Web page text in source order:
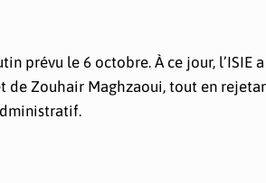
prévu le 6 octobre. À ce jour, l’ISIE
de Zouhair Maghzaoui, tout en